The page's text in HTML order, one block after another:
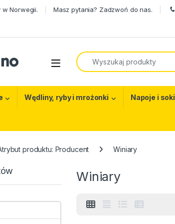
Norwegii. Masz pytania? Zadzwoń do nas.
Open
Search for:
Wędliny, ryby i mrożonki Napoje i soki
produktu: Producent Winiary
Winiary